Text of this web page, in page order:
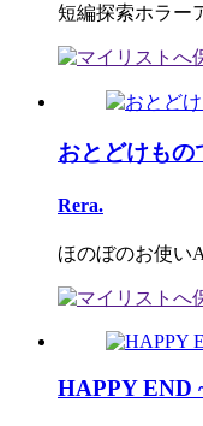
短編探索ホラー
おとどけもの
Rera.
ほのぼのお使い
HAPPY END